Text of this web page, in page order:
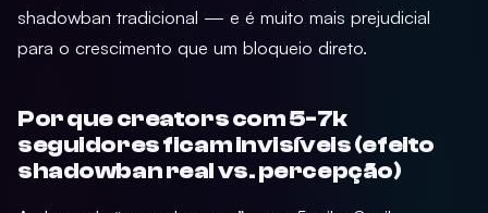
shadowban tradicional — e é muito mais prejudicial
para o crescimento que um bloqueio direto.
Por que creators com 5-7k
seguidores ficam invisíveis (efeito
shadowban real vs. percepção)